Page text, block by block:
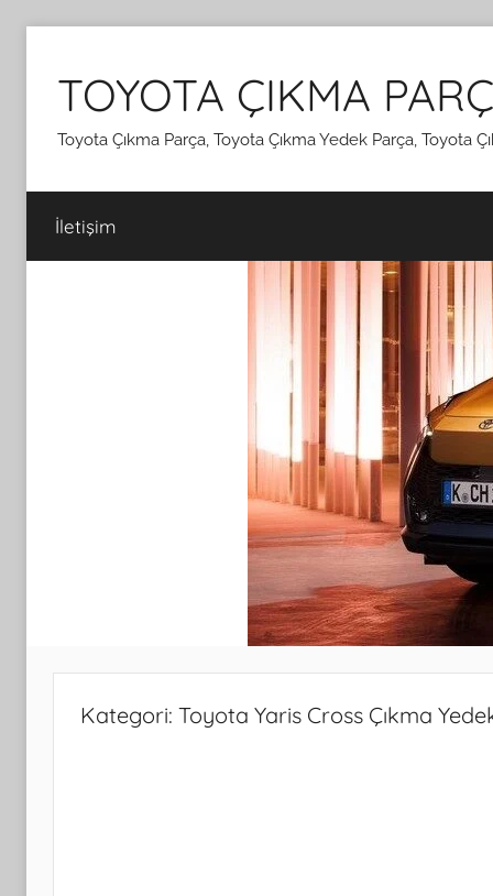
TOYOTA ÇIKMA
Toyota Çıkma Parça, Toyota Çıkma Yedek Parça, Toyota
İletişim
Kategori: Toyota Yaris Cross Çıkma